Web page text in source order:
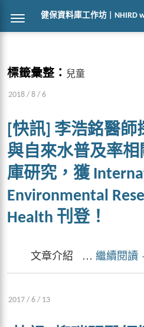
健保資料庫工作坊 | NHIRD
標籤彙整： 兒童
2018 / 8 / 6
[快訊] 李浩銘醫
與自來水普及率
庫研究，獲
Environmental
Health 刊登！
文章介紹 … 繼續閱讀
2017 / 6 / 13